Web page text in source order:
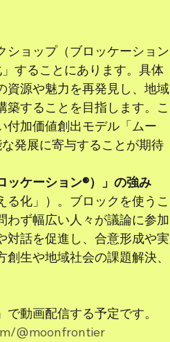
ョップ（ブロッケーション
することにあります。具体
資源や魅力を再発見し、地域
することを目指します。こ
付加価値創出モデル「ムー
発展に寄与することが期待
ッケーション®）」の強み
化」）。ブロックを使うこ
わず幅広い人々が議論に参加
対話を促進し、合意形成や実
生や地域社会の課題解決、
動画配信する予定です。
@moonfrontier